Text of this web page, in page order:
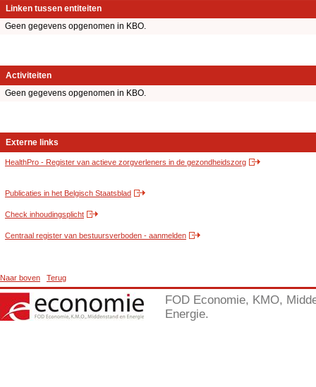
Linken tussen entiteiten
Geen gegevens opgenomen in KBO.
Activiteiten
Geen gegevens opgenomen in KBO.
Externe links
HealthPro - Register van actieve zorgverleners in de gezondheidszorg
Publicaties in het Belgisch Staatsblad
Check inhoudingsplicht
Centraal register van bestuursverboden - aanmelden
Naar boven Terug
FOD Economie, KMO,
Energie.